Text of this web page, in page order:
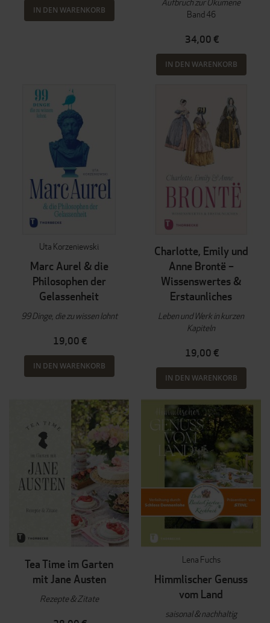
IN DEN WARENKORB
Band 46
34,00 €
IN DEN WARENKORB
Uta Korzeniewski
Marc Aurel & die
Philosophen der
Gelassenheit
99 Dinge, die zu wissen lohnt
19,00 €
IN DEN WARENKORB
Charlotte, Emily und
Anne Brontë –
Wissenswertes &
Erstaunliches
Leben und Werk in kurzen
Kapiteln
19,00 €
IN DEN WARENKORB
Tea Time im Garten
mit Jane Austen
Rezepte & Zitate
Lena Fuchs
Himmlischer Genuss
vom Land
saisonal & nachhaltig